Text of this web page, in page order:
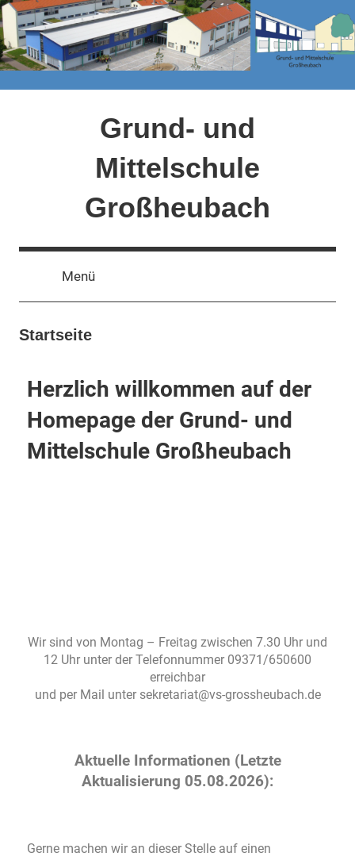
Grund- und
Mittelschule
Großheubach
Menü
Startseite
Herzlich willkommen auf der
Homepage der Grund- und
Mittelschule Großheubach
Wir sind von Montag – Freitag zwischen 7.30 Uhr und
12 Uhr unter der Telefonnummer 09371/650600
erreichbar
und per Mail unter sekretariat@vs-grossheubach.de
Aktuelle Informationen (Letzte
Aktualisierung 05.08.2026):
Gerne machen wir an dieser Stelle auf einen